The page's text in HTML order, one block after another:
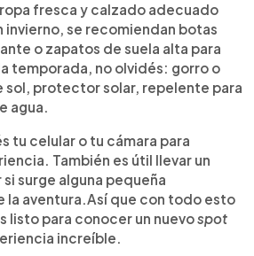
fresca y calzado adecuado
invierno, se recomiendan botas
o zapatos de suela alta para
temporada, no olvidés: gorro o
sol, protector solar, repelente para
agua.
tu celular o tu cámara para
También es útil llevar un
surge alguna pequeña
la aventura.Así que con todo esto
listo para conocer un nuevospot
increíble.